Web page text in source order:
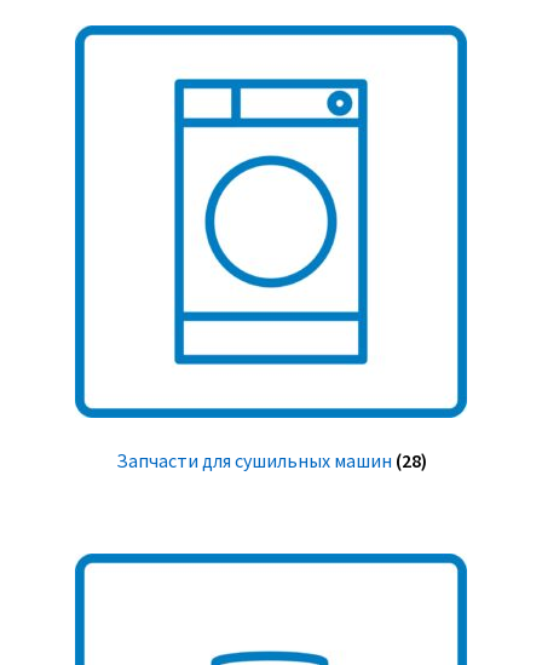
Запчасти для сушильных машин (28)